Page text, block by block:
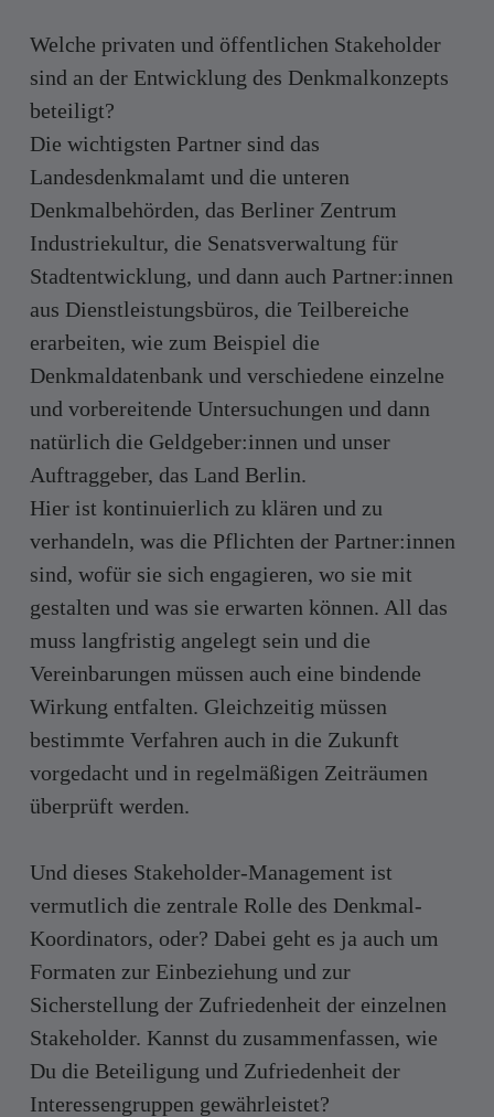
Welche privaten und öffentlichen Stakeholder
sind an der Entwicklung des Denkmalkonzepts
beteiligt?
Die wichtigsten Partner sind das
Landesdenkmalamt und die unteren
Denkmalbehörden, das Berliner Zentrum
Industriekultur, die Senatsverwaltung für
Stadtentwicklung, und dann auch Partner:innen
aus Dienstleistungsbüros, die Teilbereiche
erarbeiten, wie zum Beispiel die
Denkmaldatenbank und verschiedene einzelne
und vorbereitende Untersuchungen und dann
natürlich die Geldgeber:innen und unser
Auftraggeber, das Land Berlin.
Hier ist kontinuierlich zu klären und zu
verhandeln, was die Pflichten der Partner:innen
sind, wofür sie sich engagieren, wo sie mit
gestalten und was sie erwarten können. All das
muss langfristig angelegt sein und die
Vereinbarungen müssen auch eine bindende
Wirkung entfalten. Gleichzeitig müssen
bestimmte Verfahren auch in die Zukunft
vorgedacht und in regelmäßigen Zeiträumen
überprüft werden.
Und dieses Stakeholder-Management ist
vermutlich die zentrale Rolle des Denkmal-
Koordinators, oder? Dabei geht es ja auch um
Formaten zur Einbeziehung und zur
Sicherstellung der Zufriedenheit der einzelnen
Stakeholder. Kannst du zusammenfassen, wie
Du die Beteiligung und Zufriedenheit der
Interessengruppen gewährleistet?